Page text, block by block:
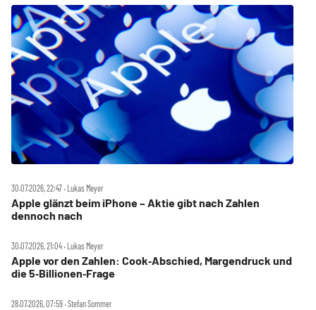
30.07.2026, 22:47 ‧ Lukas Meyer
Apple glänzt beim iPhone – Aktie gibt nach Zahlen
dennoch nach
30.07.2026, 21:04 ‧ Lukas Meyer
Apple vor den Zahlen: Cook‑Abschied, Margendruck und
die 5‑Billionen‑Frage
28.07.2026, 07:59 ‧ Stefan Sommer